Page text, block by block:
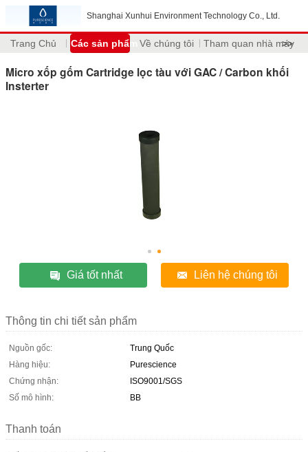
Shanghai Xunhui Environment Technology Co., Ltd.
Trang Chủ Các sản phẩm Về chúng tôi Tham quan nhà máy
>>
Micro xốp gốm Cartridge lọc tàu với GAC / Carbon khối
Insterter
Giá tốt nhất Liên hệ chúng tôi
Thông tin chi tiết sản phẩm
Nguồn gốc:
Trung Quốc
Hàng hiệu:
Purescience
Chứng nhận:
ISO9001/SGS
Số mô hình:
BB
Thanh toán